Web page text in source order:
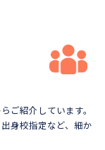
ご紹介しています。
身校指定など、細か